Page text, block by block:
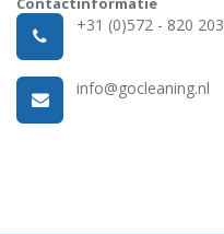
+31 (0)572 - 820 203
info@gocleaning.nl